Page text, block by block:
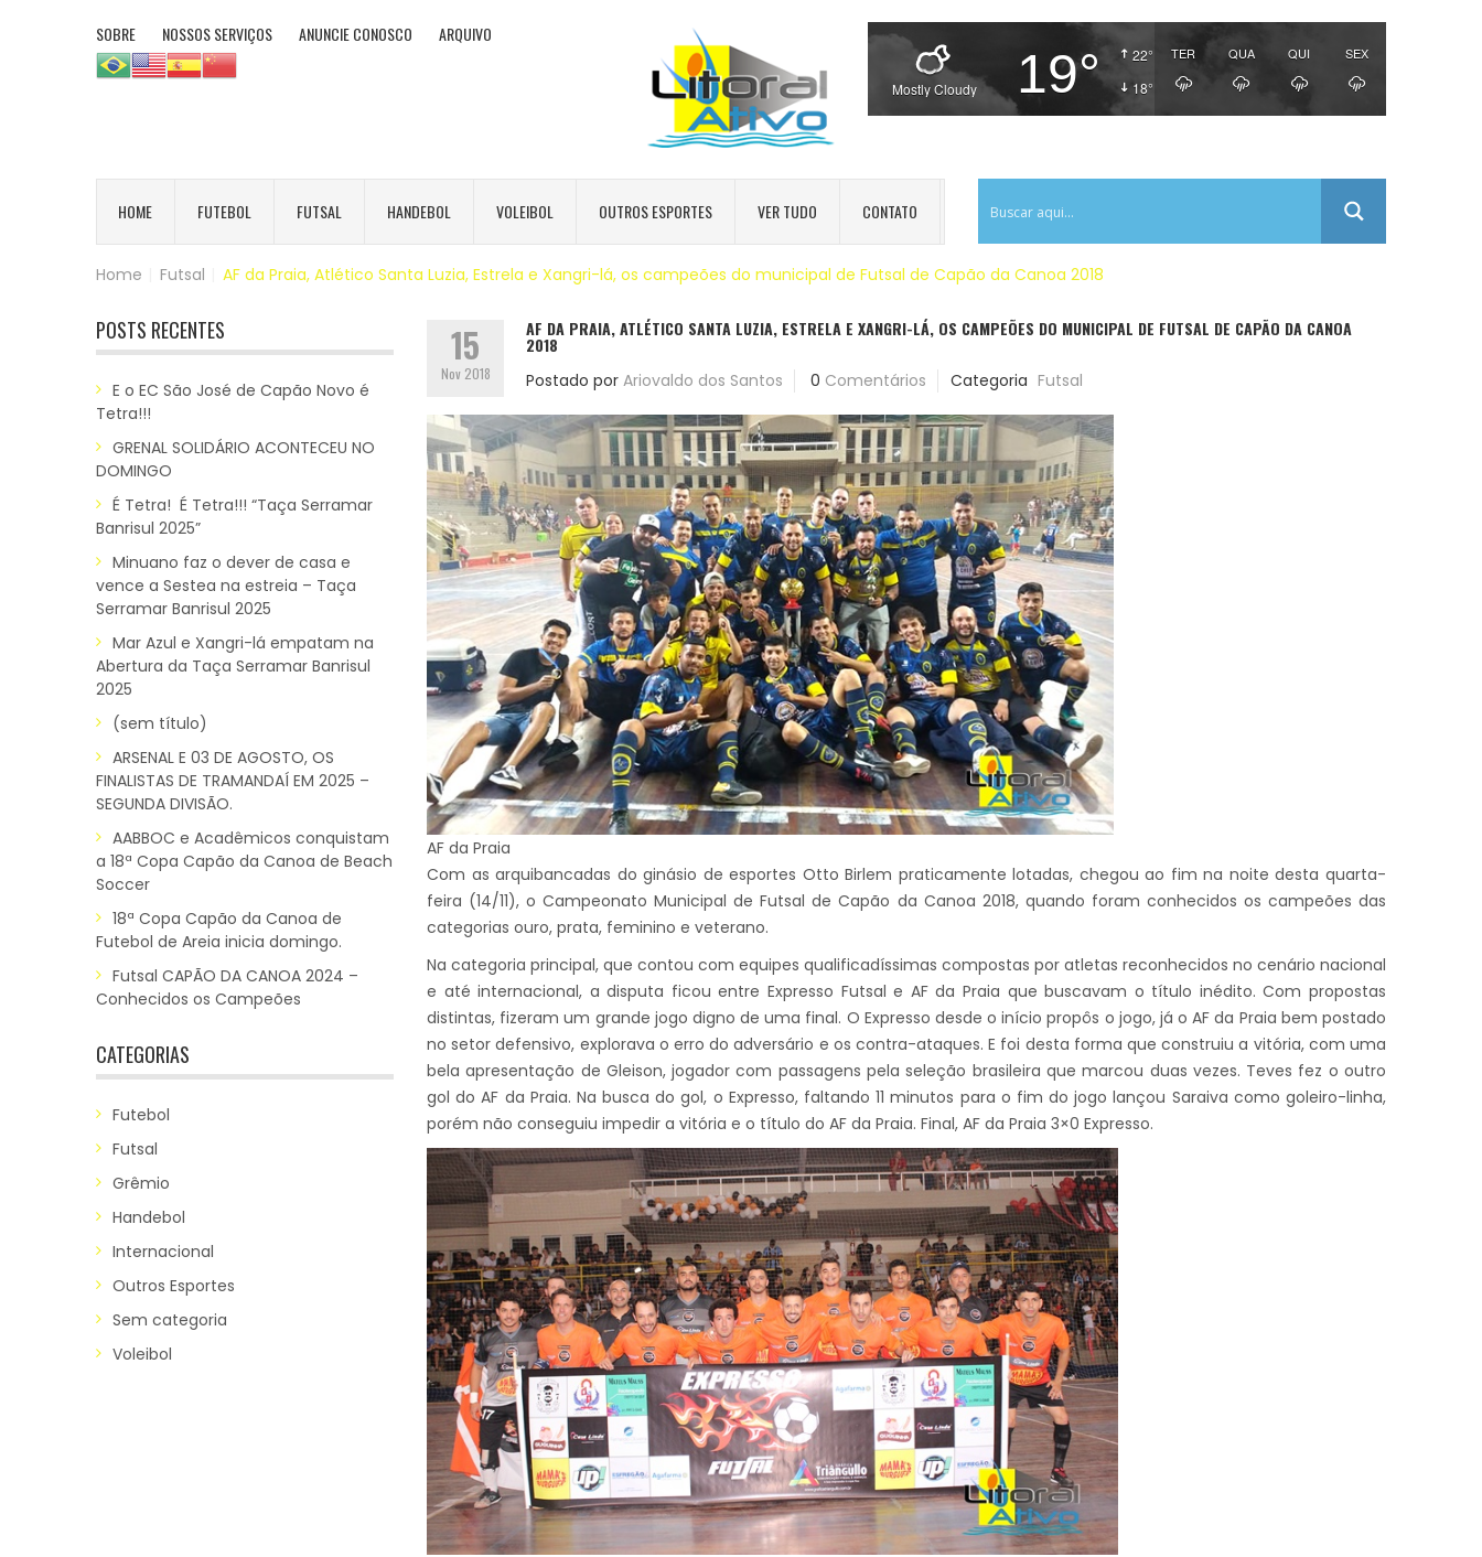
SOBRE NOSSOS SERVIÇOS ANUNCIE CONOSCO ARQUIVO
22°
18°
Mostly Cloudy 19° TER QUA QUI SEX
HOME FUTEBOL FUTSAL HANDEBOL VOLEIBOL OUTROS ESPORTES VER TUDO CONTATO
Home Futsal AF da Praia, Atlético Santa Luzia, Estrela e Xangri-lá, os campeões do municipal de Futsal de Capão da Canoa 2018
POSTS RECENTES
E o EC São José de Capão Novo é
Tetra!!!
GRENAL SOLIDÁRIO ACONTECEU NO
DOMINGO
É Tetra! É Tetra!!! “Taça Serramar
Banrisul 2025”
Minuano faz o dever de casa e
vence a Sestea na estreia – Taça
Serramar Banrisul 2025
Mar Azul e Xangri-lá empatam na
Abertura da Taça Serramar Banrisul
2025
(sem título)
ARSENAL E 03 DE AGOSTO, OS
FINALISTAS DE TRAMANDAÍ EM 2025 –
SEGUNDA DIVISÃO.
AABBOC e Acadêmicos conquistam
a 18ª Copa Capão da Canoa de Beach
Soccer
18ª Copa Capão da Canoa de
Futebol de Areia inicia domingo.
Futsal CAPÃO DA CANOA 2024 –
Conhecidos os Campeões
CATEGORIAS
Futebol
Futsal
Grêmio
Handebol
Internacional
Outros Esportes
Sem categoria
Voleibol
15
Nov 2018
AF DA PRAIA, ATLÉTICO SANTA LUZIA, ESTRELA E XANGRI-LÁ, OS CAMPEÕES DO MUNICIPAL DE FUTSAL DE CAPÃO DA CANOA
2018
Postado por Ariovaldo dos Santos 0 Comentários Categoria Futsal
AF da Praia
Com as arquibancadas do ginásio de esportes Otto Birlem praticamente lotadas, chegou ao fim na noite desta quarta-
feira (14/11), o Campeonato Municipal de Futsal de Capão da Canoa 2018, quando foram conhecidos os campeões das
categorias ouro, prata, feminino e veterano.
Na categoria principal, que contou com equipes qualificadíssimas compostas por atletas reconhecidos no cenário nacional
e até internacional, a disputa ficou entre Expresso Futsal e AF da Praia que buscavam o título inédito. Com propostas
distintas, fizeram um grande jogo digno de uma final. O Expresso desde o início propôs o jogo, já o AF da Praia bem postado
no setor defensivo, explorava o erro do adversário e os contra-ataques. E foi desta forma que construiu a vitória, com uma
bela apresentação de Gleison, jogador com passagens pela seleção brasileira que marcou duas vezes. Teves fez o outro
gol do AF da Praia. Na busca do gol, o Expresso, faltando 11 minutos para o fim do jogo lançou Saraiva como goleiro-linha,
porém não conseguiu impedir a vitória e o título do AF da Praia. Final, AF da Praia 3×0 Expresso.